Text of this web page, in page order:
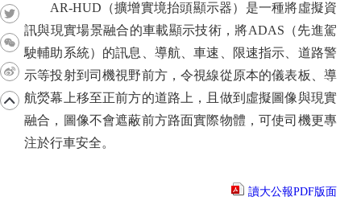
AR-HUD（擴增實境抬頭顯示器）是一種將虛擬資
訊與現實場景融合的車載顯示技術，將ADAS（先進駕
駛輔助系統）的訊息、導航、車速、限速指示、道路警
示等投射到司機視野前方，令視線從原本的儀表板、導
航熒幕上移至正前方的道路上，且做到虛擬圖像與現實
融合，圖像不會遮蔽前方路面實際物體，可使司機更專
注於行車安全。
讀大公報PDF版面